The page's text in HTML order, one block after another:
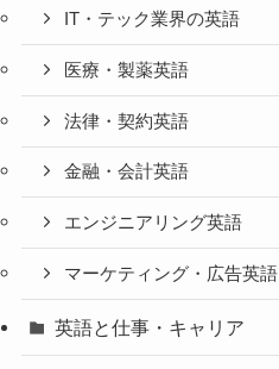
IT・テック業界の英語
医療・製薬英語
法律・契約英語
金融・会計英語
エンジニアリング英語
マーケティング・広告英語
英語と仕事・キャリア